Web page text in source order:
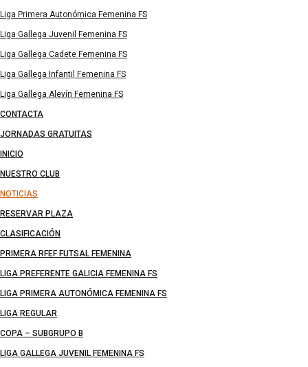
Liga Primera Autonómica Femenina FS
Liga Gallega Juvenil Femenina FS
Liga Gallega Cadete Femenina FS
Liga Gallega Infantil Femenina FS
Liga Gallega Alevín Femenina FS
CONTACTA
JORNADAS GRATUITAS
INICIO
NUESTRO CLUB
NOTICIAS
RESERVAR PLAZA
CLASIFICACIÓN
PRIMERA RFEF FUTSAL FEMENINA
LIGA PREFERENTE GALICIA FEMENINA FS
LIGA PRIMERA AUTONÓMICA FEMENINA FS
LIGA REGULAR
COPA – SUBGRUPO B
LIGA GALLEGA JUVENIL FEMENINA FS